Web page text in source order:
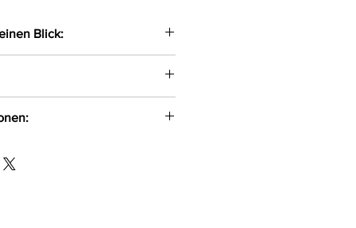
Blick:
Tüll und lederähnlichem
Chemise offen
versehen
info@beautynight.pl